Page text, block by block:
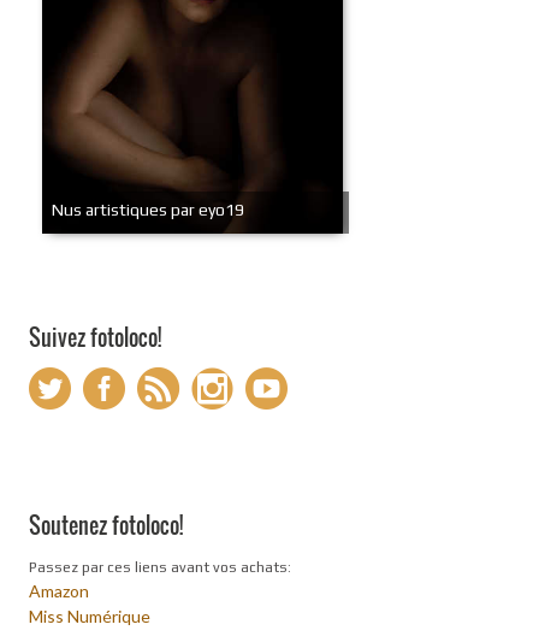
Nus artistiques par eyo19
Suivez fotoloco!
Soutenez fotoloco!
Passez par ces liens avant vos achats:
Amazon
Miss Numérique